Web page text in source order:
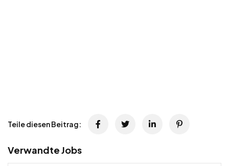
Teile diesen Beitrag:
Verwandte Jobs